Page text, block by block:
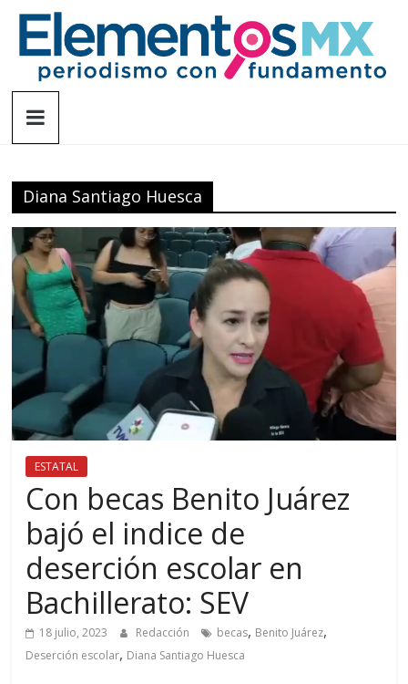
Saltar
contenido
Elementosmx
fundamento
Diana Santiago Huesca
ESTATAL
Con becas Benito Juárez
bajó el indice de
deserción escolar en
Bachillerato: SEV
18 julio, 2023 Redacción becas, Benito Juárez,
Deserción escolar, Diana Santiago Huesca